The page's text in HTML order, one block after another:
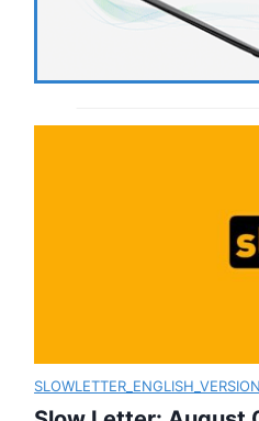
SLOWLETTER_ENGLISH_VERSION